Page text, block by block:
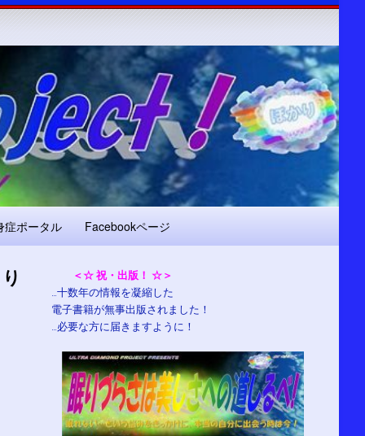
症ポータル Facebookページ
＜☆ 祝・出版！ ☆＞
…十数年の情報を凝縮した
電子書籍が無事出版されました！
…必要な方に届きますように！